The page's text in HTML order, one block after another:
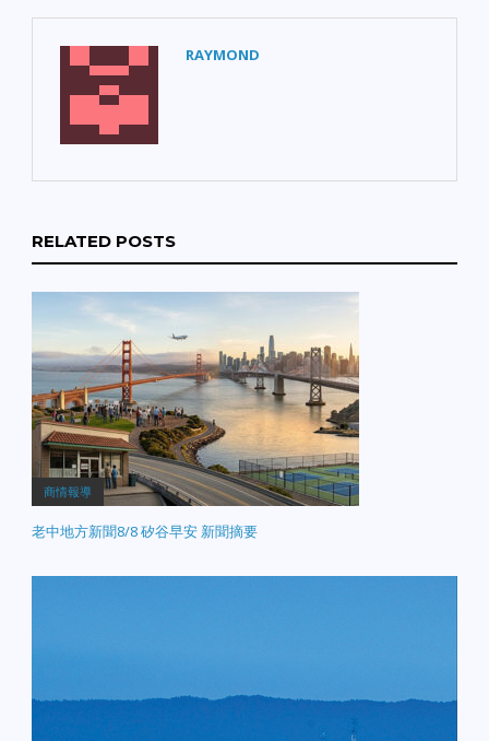
RAYMOND
RELATED POSTS
商情報導
老中地方新聞8/8 矽谷早安 新聞摘要